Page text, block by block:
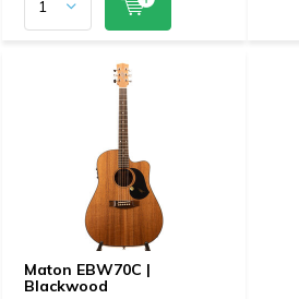
Maton EBW70C |
Blackwood